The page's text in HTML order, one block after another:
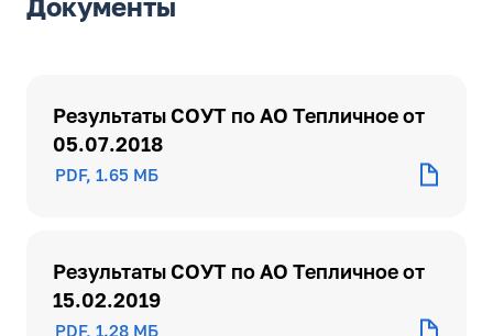
Документы
Результаты СОУТ по АО Тепличное от
05.07.2018
PDF, 1.65 МБ
Результаты СОУТ по АО Тепличное от
15.02.2019
PDF, 1.28 МБ